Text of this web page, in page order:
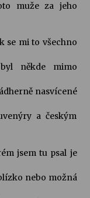
muže za jeho
se mi to všechno
někde mimo
nasvícené
a českým
jsem tu psal je
nebo možná